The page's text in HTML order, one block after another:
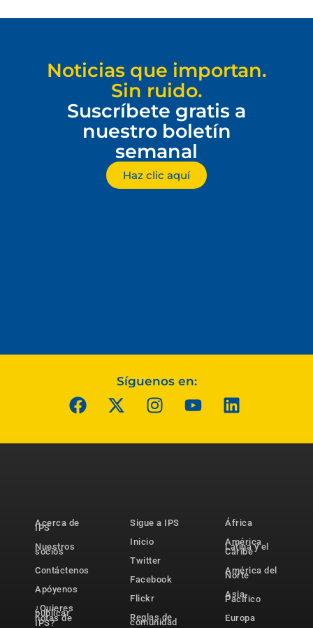
Noticias que importan.
Sin ruido.
Suscríbete gratis a
nuestro boletín
semanal
Haz clic aquí
Síguenos en:
Acerca de
IPS
Nuestros
socios
Contáctenos
Apóyenos
¿Quieres
publicar
notas de
IPS?
Sigue a IPS
Inicio
Twitter
Facebook
Flickr
Reglas de
comunidad
África
América
Latina y el
Caribe
América del
Norte
Asia-
Pacífico
Europa